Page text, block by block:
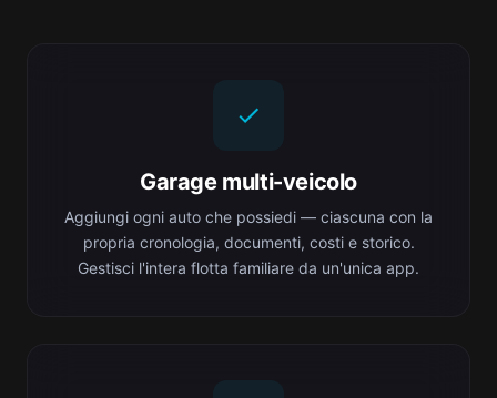
Garage multi-veicolo
Aggiungi ogni auto che possiedi — ciascuna con la
propria cronologia, documenti, costi e storico.
Gestisci l'intera flotta familiare da un'unica app.